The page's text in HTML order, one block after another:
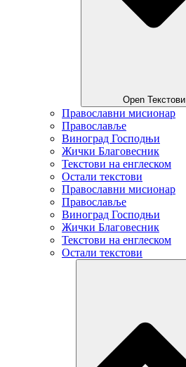
Open Текстови
Православни мисионар
Православље
Виноград Господњи
Жички Благовесник
Текстови на енглеском
Остали текстови
Православни мисионар
Православље
Виноград Господњи
Жички Благовесник
Текстови на енглеском
Остали текстови